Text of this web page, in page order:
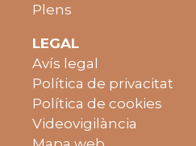
Plens
LEGAL
Avís legal
Política de privacitat
Política de cookies
Videovigilància